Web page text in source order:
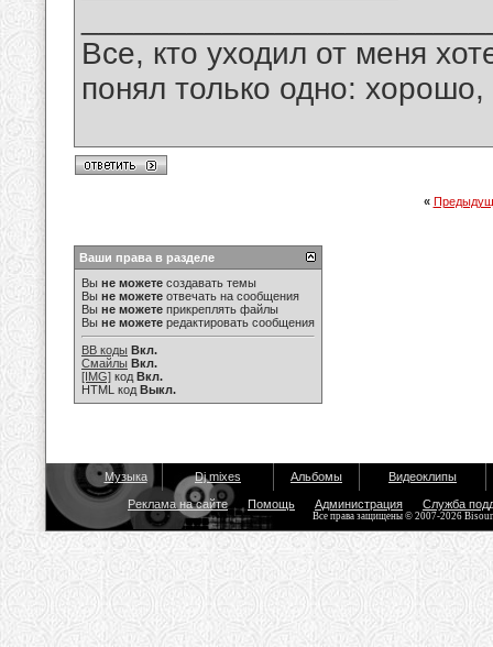
Все, кто уходил от меня
понял только одно:
«
Ваши права в разделе
Вы не можете создавать темы
Вы не можете отвечать на сообщения
Вы не можете прикреплять файлы
Вы не можете редактировать сообщения
BB коды Вкл.
Смайлы Вкл.
[IMG] код Вкл.
HTML код Выкл.
Музыка Dj mixes Альбомы Видеоклипы
Реклама на сайте Помощь Администрация Служба
Все права защищены © 2007-2026